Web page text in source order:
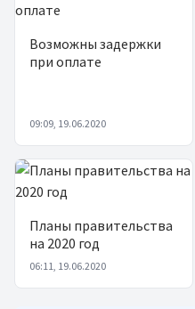
Возможны задержки
при оплате
09:09, 19.06.2020
Планы правительства
на 2020 год
06:11, 19.06.2020